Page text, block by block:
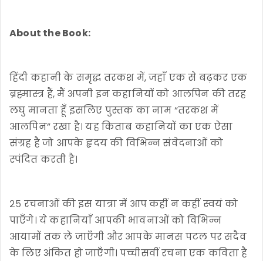
About the Book:
हिंदी कहानी के समृद्ध तरकश में, जहाँ एक से बढ़कर एक
ब्रह्मास्त्र हैं, मैं अपनी इन कहानियों को आलपिन की तरह
लघु मानता हूँ इसलिए पुस्तक का नाम “तरकश में
आलपिन” रखा है। यह किताब कहानियों का एक ऐसा
संग्रह है जो आपके हृदय की विभिन्न संवेदनाओं को
स्पंदित करती है।
२५ रचनाओं की इस यात्रा में आप कहीं न कहीं स्वयं को
पाएँगे। ये कहानियाँ आपकी भावनाओं को विभिन्न
आयामों तक ले जाएँगी और आपके मानस पटल पर सदैव
के लिए अंकित हो जाएँगी। पच्चीसवीं रचना एक कविता है